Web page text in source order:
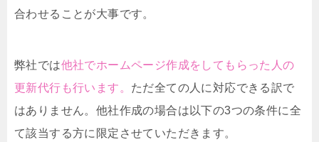
合わせることが大事です。
弊社では他社でホームページ作成をしてもらった人の
更新代行も行います。 ただ全ての人に対応できる訳で
はありません。他社作成の場合は以下の3つの条件に全
て該当する方に限定させていただきます。